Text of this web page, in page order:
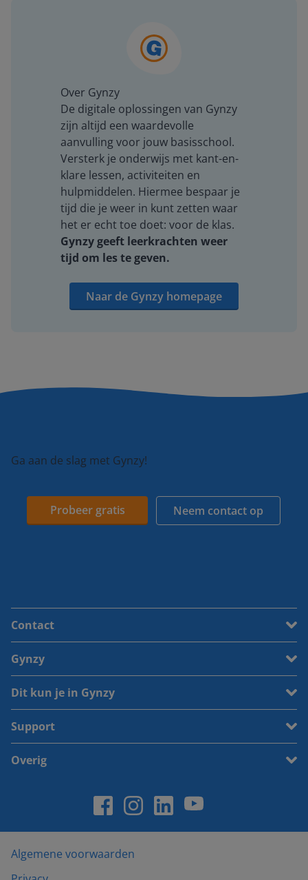
Over Gynzy
De digitale oplossingen van Gynzy
zijn altijd een waardevolle
aanvulling voor jouw basisschool.
Versterk je onderwijs met kant-en-
klare lessen, activiteiten en
hulpmiddelen. Hiermee bespaar je
tijd die je weer in kunt zetten waar
het er echt toe doet: voor de klas.
Gynzy geeft leerkrachten weer
tijd om les te geven.
Naar de Gynzy homepage
Ga aan de slag met Gynzy!
Probeer gratis Neem contact op
Contact
Gynzy
Dit kun je in Gynzy
Support
Overig
Algemene voorwaarden